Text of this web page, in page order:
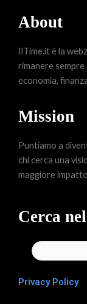
About
IlTime.it è la
rimanere
economia,
Mission
Puntiamo a
chi cerca una
maggiore
Cerca
Privacy Policy